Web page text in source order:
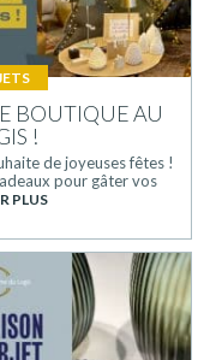
BOUTIQUE AU
!
de joyeuses fêtes !
pour gâter vos
PLUS